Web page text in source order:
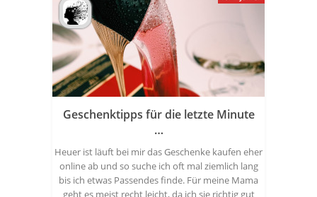
Geschenktipps für die letzte Minute
…
Heuer ist läuft bei mir das Geschenke kaufen eher
online ab und so suche ich oft mal ziemlich lang
bis ich etwas Passendes finde. Für meine Mama
geht es meist recht leicht, da ich sie richtig gut